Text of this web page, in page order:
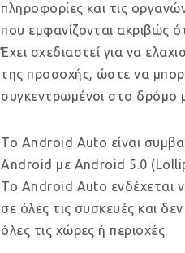
πληροφορίες και τις
που εμφανίζονται ακριβώς
Έχει σχεδιαστεί για να
της προσοχής, ώστε να
συγκεντρωμένοι στο δρόμο
Το Android Auto είναι
Android με Android 5.0
Το Android Auto ενδέχεται
σε όλες τις συσκευές και
όλες τις χώρες ή περιοχές.